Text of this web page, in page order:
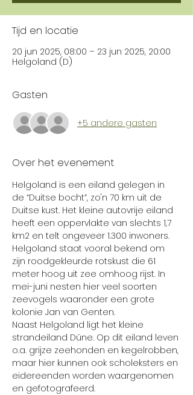
Tijd en locatie
20 jun 2025, 08:00 – 23 jun 2025, 20:00
Helgoland (D)
Gasten
+5 andere gasten
Over het evenement
Helgoland is een eiland gelegen in
de “Duitse bocht”, zo'n 70 km uit de
Duitse kust. Het kleine autovrije eiland
heeft een oppervlakte van slechts 1,7
km2 en telt ongeveer 1.300 inwoners.
Helgoland staat vooral bekend om
zijn roodgekleurde rotskust die 61
meter hoog uit zee omhoog rijst. In
mei-juni nesten hier veel soorten
zeevogels waaronder een grote
kolonie Jan van Genten.
Naast Helgoland ligt het kleine
strandeiland Düne. Op dit eiland leven
o.a. grijze zeehonden en kegelrobben,
maar hier kunnen ook scholeksters en
eidereenden worden waargenomen
en gefotografeerd.